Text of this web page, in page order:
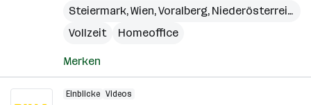
Steiermark,Wien,Voralberg, Niederösterreich
Vollzeit
Homeoffice
Merken
Einblicke Videos